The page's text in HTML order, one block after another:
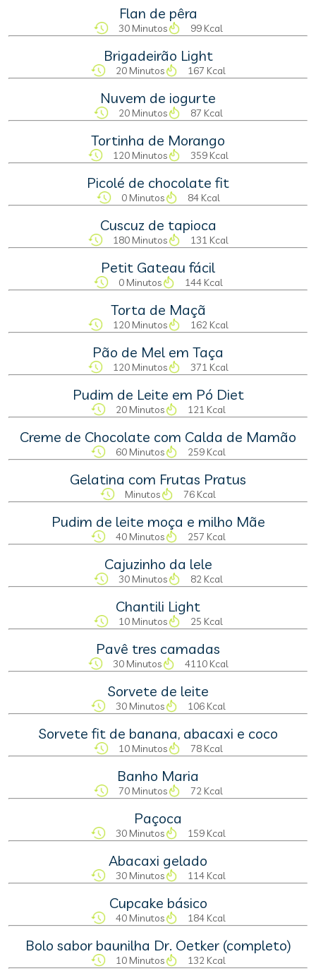
Flan de pêra
30 Minutos 99 Kcal
Brigadeirão Light
20 Minutos 167 Kcal
Nuvem de iogurte
20 Minutos 87 Kcal
Tortinha de Morango
120 Minutos 359 Kcal
Picolé de chocolate fit
0 Minutos 84 Kcal
Cuscuz de tapioca
180 Minutos 131 Kcal
Petit Gateau fácil
0 Minutos 144 Kcal
Torta de Maçã
120 Minutos 162 Kcal
Pão de Mel em Taça
120 Minutos 371 Kcal
Pudim de Leite em Pó Diet
20 Minutos 121 Kcal
Creme de Chocolate com Calda de Mamão
60 Minutos 259 Kcal
Gelatina com Frutas Pratus
Minutos 76 Kcal
Pudim de leite moça e milho Mãe
40 Minutos 257 Kcal
Cajuzinho da lele
30 Minutos 82 Kcal
Chantili Light
10 Minutos 25 Kcal
Pavê tres camadas
30 Minutos 4110 Kcal
Sorvete de leite
30 Minutos 106 Kcal
Sorvete fit de banana, abacaxi e coco
10 Minutos 78 Kcal
Banho Maria
70 Minutos 72 Kcal
Paçoca
30 Minutos 159 Kcal
Abacaxi gelado
30 Minutos 114 Kcal
Cupcake básico
40 Minutos 184 Kcal
Bolo sabor baunilha Dr. Oetker (completo)
10 Minutos 132 Kcal